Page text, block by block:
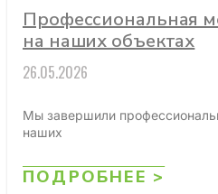
Профессиональная
на наших объектах
26.05.2026
Мы завершили
наших
ПОДРОБНЕЕ >